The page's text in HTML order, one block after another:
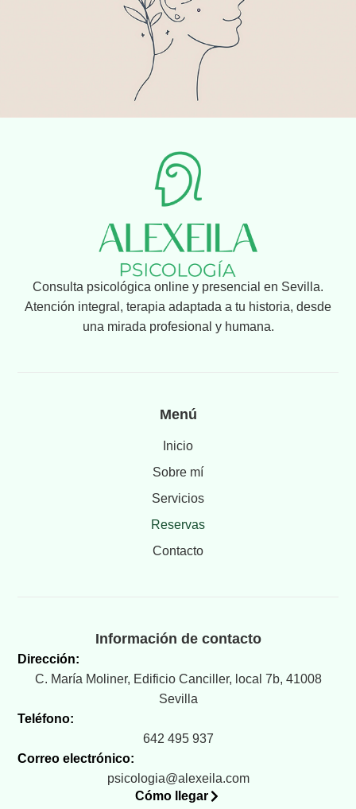
Consulta psicológica online y presencial en Sevilla.
Atención integral, terapia adaptada a tu historia, desde
una mirada profesional y humana.
Menú
Inicio
Sobre mí
Servicios
Reservas
Contacto
Información de contacto
Dirección:
C. María Moliner, Edificio Canciller, local 7b, 41008
Sevilla
Teléfono:
642 495 937
Correo electrónico:
psicologia@alexeila.com
Cómo llegar